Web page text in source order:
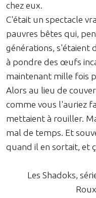
chez eux.
C'était un spectacle
pauvres bêtes qui,
générations, s'étaient
à pondre des œufs
maintenant mille fois
Alors au lieu de
comme vous l'auriez
mettaient à rouiller.
mal de temps. Et
quand il en sortait, et
Les Shadoks,